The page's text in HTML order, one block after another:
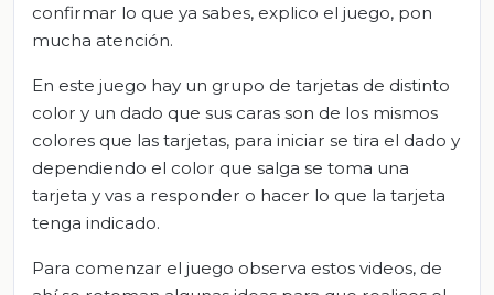
confirmar lo que ya sabes, explico el juego, pon
mucha atención.
En este juego hay un grupo de tarjetas de distinto
color y un dado que sus caras son de los mismos
colores que las tarjetas, para iniciar se tira el dado y
dependiendo el color que salga se toma una
tarjeta y vas a responder o hacer lo que la tarjeta
tenga indicado.
Para comenzar el juego observa estos videos, de